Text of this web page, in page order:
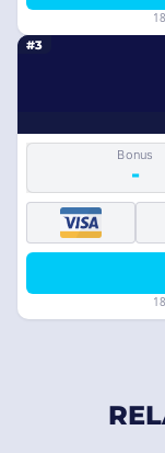
#3
Bonus
-